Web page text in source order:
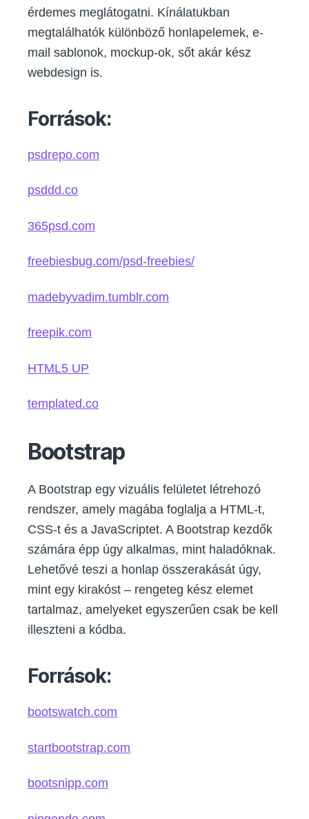
érdemes meglátogatni. Kínálatukban
megtalálhatók különböző honlapelemek, e-
mail sablonok, mockup-ok, sőt akár kész
webdesign is.
Források:
psdrepo.com
psddd.co
365psd.com
freebiesbug.com/psd-freebies/
madebyvadim.tumblr.com
freepik.com
HTML5 UP
templated.co
Bootstrap
A Bootstrap egy vizuális felületet létrehozó
rendszer, amely magába foglalja a HTML-t,
CSS-t és a JavaScriptet. A Bootstrap kezdők
számára épp úgy alkalmas, mint haladóknak.
Lehetővé teszi a honlap összerakását úgy,
mint egy kirakóst – rengeteg kész elemet
tartalmaz, amelyeket egyszerűen csak be kell
illeszteni a kódba.
Források:
bootswatch.com
startbootstrap.com
bootsnipp.com